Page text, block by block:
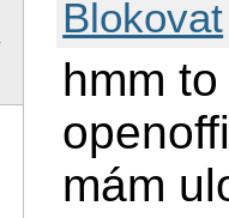
Blokovat
hmm
mám